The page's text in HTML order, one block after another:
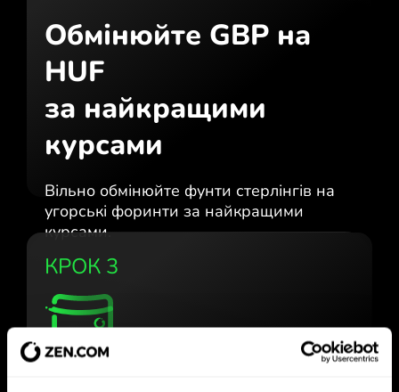
Обмінюйте GBP на
HUF
за найкращими
курсами
Вільно обмінюйте фунти стерлінгів на
угорські форинти за найкращими
курсами.
КРОК 3